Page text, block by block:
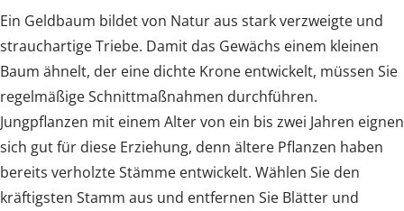
Ein Geldbaum bildet von Natur aus stark verzweigte und
strauchartige Triebe. Damit das Gewächs einem kleinen
Baum ähnelt, der eine dichte Krone entwickelt, müssen Sie
regelmäßige Schnittmaßnahmen durchführen.
Jungpflanzen mit einem Alter von ein bis zwei Jahren eignen
sich gut für diese Erziehung, denn ältere Pflanzen haben
bereits verholzte Stämme entwickelt. Wählen Sie den
kräftigsten Stamm aus und entfernen Sie Blätter und